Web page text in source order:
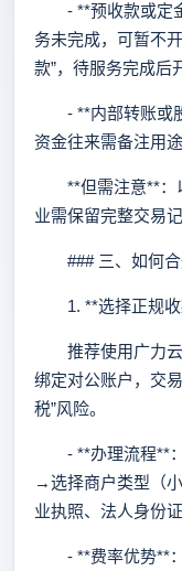
- **预收款或定金
务未完成，可暂不
款”，待服务完成后
- **内部转账或股
资金往来需备注用
**但需注意**：以
业需保留完整交易
### 三、如何合
1. **选择正规收
推荐使用广力云
绑定对公账户，交
税”风险。
- **办理流程**：
→选择商户类型（
业执照、法人身份
- **费率优势**：